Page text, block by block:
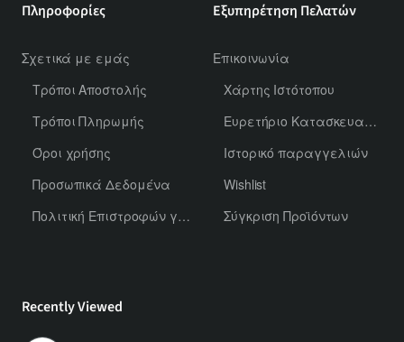
Πληροφορίες
Σχετικά με εμάς
Τρόποι Αποστολής
Τρόποι Πληρωμής
Όροι χρήσης
Προσωπικά Δεδομένα
Πολιτική Επιστροφών για Χύμα Αρώματα
Εξυπηρέτηση Πελατών
Επικοινωνία
Χάρτης Ιστότοπου
Ευρετήριο Κατασκευαστών
Ιστορικό παραγγελιών
Wishlist
Σύγκριση Προϊόντων
Recently Viewed